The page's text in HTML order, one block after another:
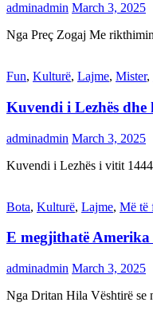
adminadmin March 3, 2025
Nga Preç Zogaj Me
Fun, Kulturë, Lajme, Mister,
Kuvendi i Lezhës
adminadmin March 3, 2025
Kuvendi i Lezhës i vitit
Bota, Kulturë, Lajme, Më të
E megjithatë Amerika
adminadmin March 3, 2025
Nga Dritan Hila Vështirë se